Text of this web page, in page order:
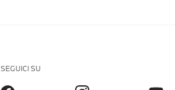
SEGUICI SU